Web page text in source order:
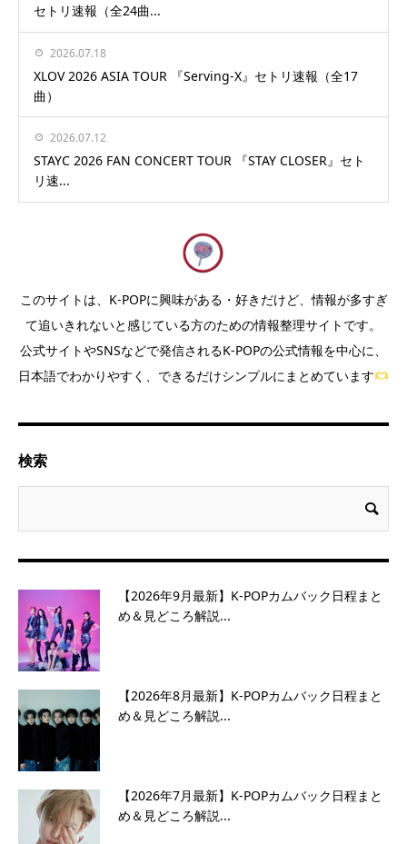
セトリ速報（全24曲...
2026.07.18
XLOV 2026 ASIA TOUR 『Serving-X』セトリ速報（全17
曲）
2026.07.12
STAYC 2026 FAN CONCERT TOUR 『STAY CLOSER』セト
リ速...
このサイトは、K-POPに興味がある・好きだけど、情報が多すぎ
て追いきれないと感じている方のための情報整理サイトです。
公式サイトやSNSなどで発信されるK-POPの公式情報を中心に、
日本語でわかりやすく、できるだけシンプルにまとめています
検索
【2026年9月最新】K-POPカムバック日程まと
め＆見どころ解説...
【2026年8月最新】K-POPカムバック日程まと
め＆見どころ解説...
【2026年7月最新】K-POPカムバック日程まと
め＆見どころ解説...